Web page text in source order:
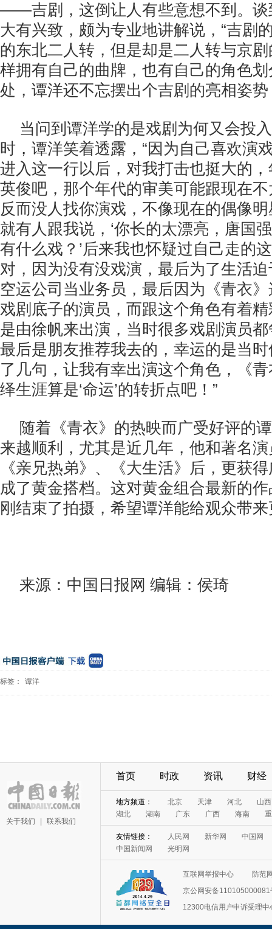
——吉剧，这倒让人有些意想不到。谈
大有兴致，颇为专业地讲解说，“吉剧
的东北二人转，但是却是二人转与京
样拥有自己的曲牌，也有自己的角色划
处，谭洋还不忘摆出个吉剧的亮相姿
当问到谭洋学的是戏剧为何又会投
时，谭洋笑着透露，“因为自己喜欢演
进入这一行以后，对我打击也挺大的
英俊吧，那个年代的审美可能跟现在
反而没人找你演戏，不像现在的偶像
就有人跟我说，‘你长的太漂亮，唐国
有什么戏？’后来我也怀疑过自己走的
对，因为没有没戏演，最后为了生活
空运公司当业务员，最后因为《青衣
戏剧底子的演员，而跟这个角色有着
是由徐帆来出演，当时很多戏剧演员
最后是朋友推荐我去的，幸运的是当
了几句，让我有幸出演这个角色，《
绎生涯算是‘命运’的转折点吧！”
随着《青衣》的热映而广受好评的
来越顺利，尤其是近几年，他和著名
《亲兄热弟》、《大生活》后，更获
成了黄金搭档。这对黄金组合最新的
刚结束了拍摄，希望谭洋能给观众带
来源：中国日报网 编辑：侯琦
标签： 谭洋
关于我们 联系我们
首页 时政 资讯 财经
地方频道： 北京 天津 河北
山西
湖北
湖南 广东 广西 海南
友情链接： 人民网 新华网
中国网
中国新闻网
光明网
互联网举报中心
防范
京公网安备110105000081
12300电信用户申诉受理中